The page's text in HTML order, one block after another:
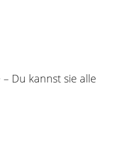
Du kannst sie alle